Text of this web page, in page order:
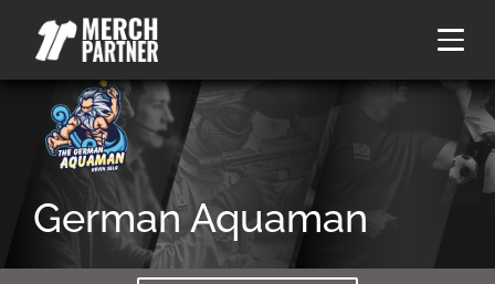
German Aquaman